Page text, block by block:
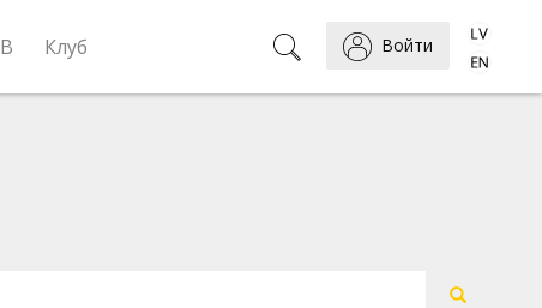
Клуб Войти